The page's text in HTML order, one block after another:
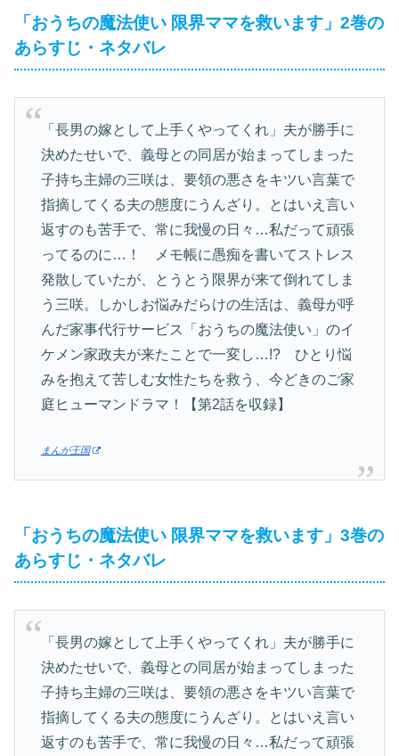
「おうちの魔法使い 限界ママを救います」2巻の
あらすじ・ネタバレ
「長男の嫁として上手くやってくれ」夫が勝手に
決めたせいで、義母との同居が始まってしまった
子持ち主婦の三咲は、要領の悪さをキツい言葉で
指摘してくる夫の態度にうんざり。とはいえ言い
返すのも苦手で、常に我慢の日々…私だって頑張
ってるのに…！ メモ帳に愚痴を書いてストレス
発散していたが、とうとう限界が来て倒れてしま
う三咲。しかしお悩みだらけの生活は、義母が呼
んだ家事代行サービス「おうちの魔法使い」のイ
ケメン家政夫が来たことで一変し…!? ひとり悩
みを抱えて苦しむ女性たちを救う、今どきのご家
庭ヒューマンドラマ！【第2話を収録】
まんが王国
「おうちの魔法使い 限界ママを救います」3巻の
あらすじ・ネタバレ
「長男の嫁として上手くやってくれ」夫が勝手に
決めたせいで、義母との同居が始まってしまった
子持ち主婦の三咲は、要領の悪さをキツい言葉で
指摘してくる夫の態度にうんざり。とはいえ言い
返すのも苦手で、常に我慢の日々…私だって頑張